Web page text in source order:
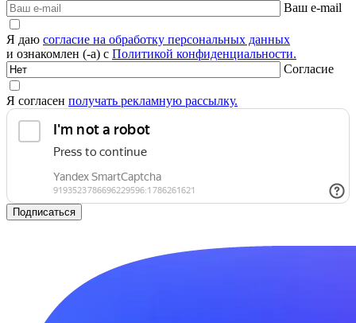
Ваш e-mail
Я даю согласие на обработку персональных данных
и ознакомлен (-а) с Политикой конфиденциальности.
Согласие
Я согласен получать рекламную рассылку.